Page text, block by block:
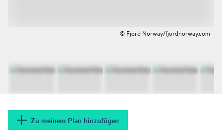
© Fjord Norway/fjordnorway.com
Zu meinem Plan hinzufügen